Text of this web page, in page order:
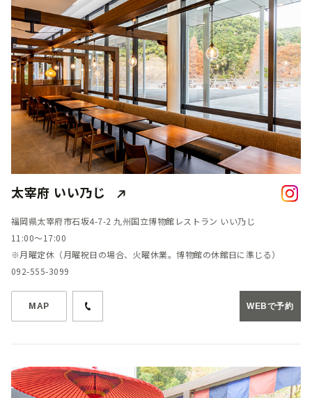
太宰府 いい乃じ
福岡県太宰府市石坂4-7-2 九州国立博物館レストラン いい乃じ
11:00～17:00
※月曜定休（月曜祝日の場合、火曜休業。博物館の休館日に準じる）
092-555-3099
MAP WEBで予約